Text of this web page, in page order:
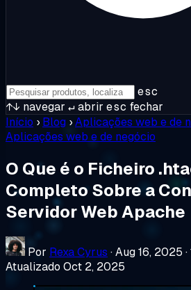
esc
↑↓ navegar ↵abrir esc fechar
Início › Blog ›Aplicações web e de
Aplicações web e de negócio
O Que é o Ficheiro
Completo Sobre a
Servidor Web Apache
Por Rexa Cyrus ·Aug 16, 2025 ·
Atualizado Oct 2, 2025